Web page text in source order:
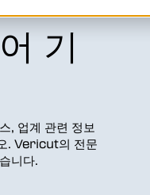
기
, 업계 관련 정보
. Vericut의 전문
니다.